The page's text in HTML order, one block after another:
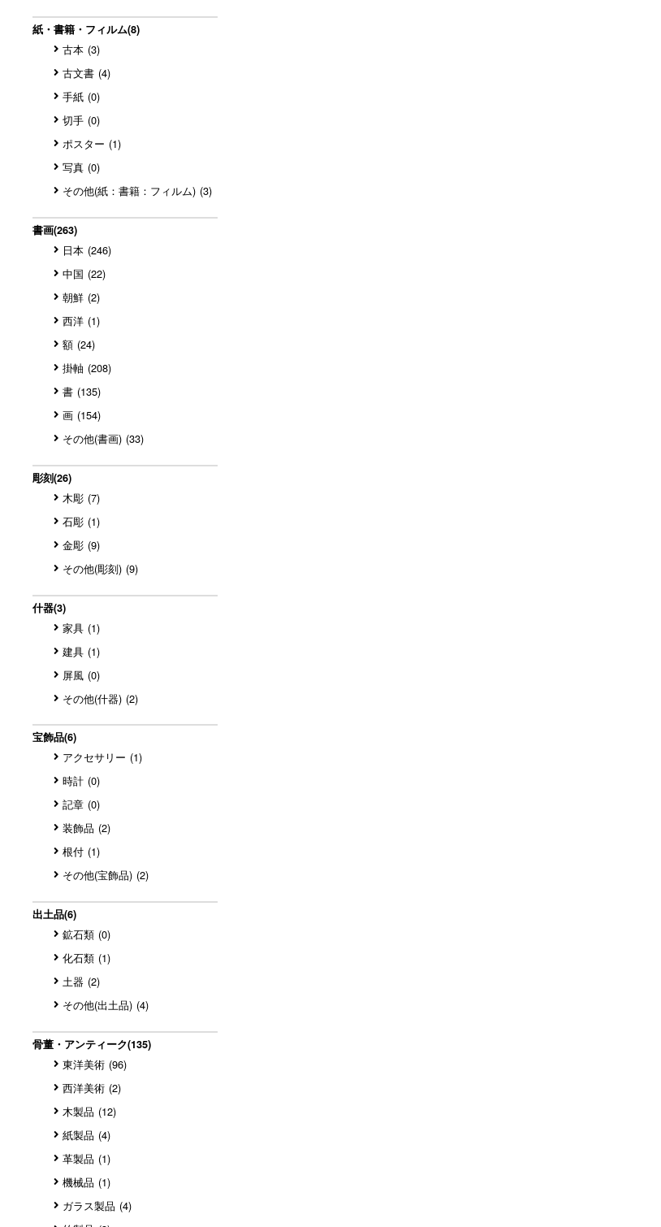
紙・書籍・フィルム(8)
古本 (3)
古文書 (4)
手紙 (0)
切手 (0)
ポスター (1)
写真 (0)
その他(紙：書籍：フィルム) (3)
書画(263)
日本 (246)
中国 (22)
朝鮮 (2)
西洋 (1)
額 (24)
掛軸 (208)
書 (135)
画 (154)
その他(書画) (33)
彫刻(26)
木彫 (7)
石彫 (1)
金彫 (9)
その他(彫刻) (9)
什器(3)
家具 (1)
建具 (1)
屏風 (0)
その他(什器) (2)
宝飾品(6)
アクセサリー (1)
時計 (0)
記章 (0)
装飾品 (2)
根付 (1)
その他(宝飾品) (2)
出土品(6)
鉱石類 (0)
化石類 (1)
土器 (2)
その他(出土品) (4)
骨董・アンティーク(135)
東洋美術 (96)
西洋美術 (2)
木製品 (12)
紙製品 (4)
革製品 (1)
機械品 (1)
ガラス製品 (4)